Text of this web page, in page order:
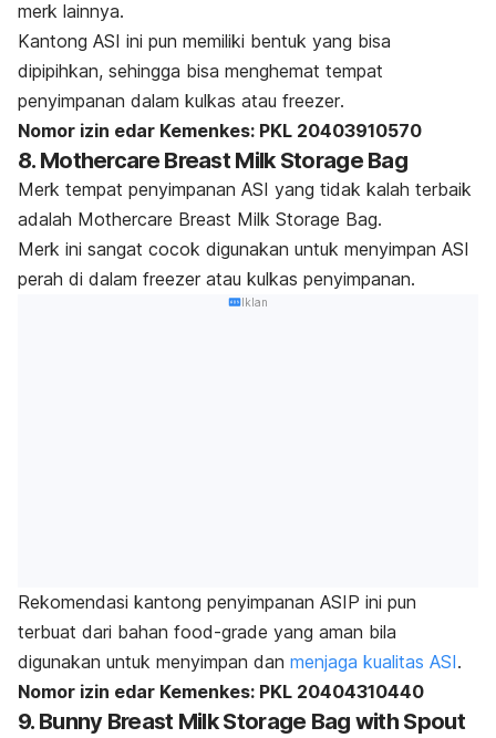
merk lainnya.
Kantong ASI ini pun memiliki bentuk yang bisa
dipipihkan, sehingga bisa menghemat tempat
penyimpanan dalam kulkas atau freezer.
Nomor izin edar Kemenkes: PKL 20403910570
8. Mothercare Breast Milk Storage Bag
Merk tempat penyimpanan ASI yang tidak kalah terbaik
adalah Mothercare Breast Milk Storage Bag.
Merk ini sangat cocok digunakan untuk menyimpan ASI
perah di dalam freezer atau kulkas penyimpanan.
Iklan
Rekomendasi kantong penyimpanan ASIP ini pun
terbuat dari bahan food-grade yang aman bila
digunakan untuk menyimpan dan menjaga kualitas ASI.
Nomor izin edar Kemenkes: PKL 20404310440
9. Bunny Breast Milk Storage Bag with Spout